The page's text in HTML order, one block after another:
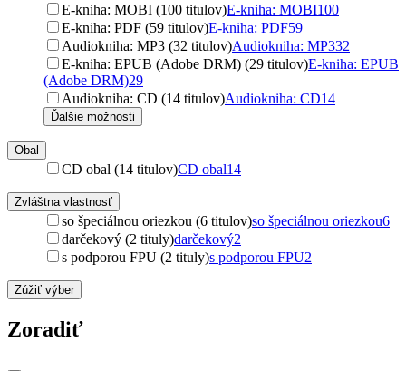
E-kniha: MOBI (100 titulov)E-kniha: MOBI100
E-kniha: PDF (59 titulov)E-kniha: PDF59
Audiokniha: MP3 (32 titulov)Audiokniha: MP332
E-kniha: EPUB (Adobe DRM) (29 titulov)E-kniha: EPUB
(Adobe DRM)29
Audiokniha: CD (14 titulov)Audiokniha: CD14
Ďalšie možnosti
Obal
CD obal (14 titulov)CD obal14
Zvláštna vlastnosť
so špeciálnou oriezkou (6 titulov)so špeciálnou oriezkou6
darčekový (2 tituly)darčekový2
s podporou FPU (2 tituly)s podporou FPU2
Zúžiť výber
Zoradiť